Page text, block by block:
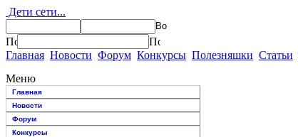
Дети сети...
Главная Новости Форум Конкурсы Полезняшки Статьи
Меню
Главная
Новости
Форум
Конкурсы